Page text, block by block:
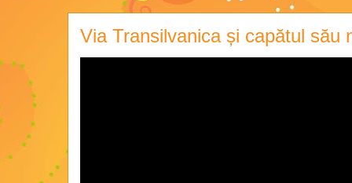
Via Transilvanica și capătul său